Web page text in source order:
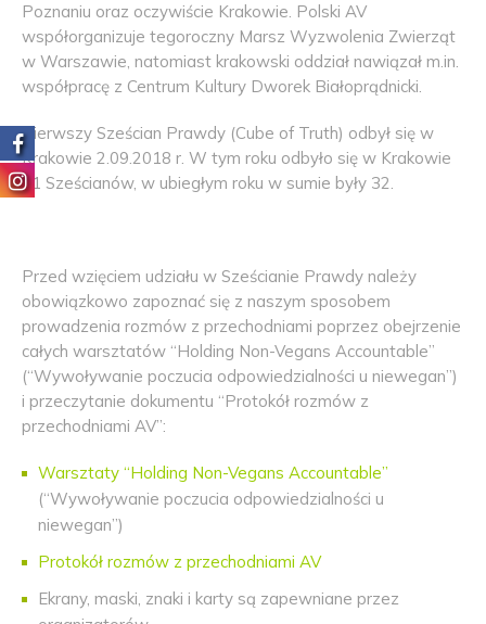
Poznaniu oraz oczywiście Krakowie. Polski AV
współorganizuje tegoroczny Marsz Wyzwolenia Zwierząt
w Warszawie, natomiast krakowski oddział nawiązał m.in.
współpracę z Centrum Kultury Dworek Białoprądnicki.
Pierwszy Sześcian Prawdy (Cube of Truth) odbył się w
Krakowie 2.09.2018 r. W tym roku odbyło się w Krakowie
31 Sześcianów, w ubiegłym roku w sumie były 32.
Przed wzięciem udziału w Sześcianie Prawdy należy
obowiązkowo zapoznać się z naszym sposobem
prowadzenia rozmów z przechodniami poprzez obejrzenie
całych warsztatów “Holding Non-Vegans Accountable”
(“Wywoływanie poczucia odpowiedzialności u niewegan”)
i przeczytanie dokumentu “Protokół rozmów z
przechodniami AV”:
Warsztaty “Holding Non-Vegans Accountable”
(“Wywoływanie poczucia odpowiedzialności u
niewegan”)
Protokół rozmów z przechodniami AV
Ekrany, maski, znaki i karty są zapewniane przez